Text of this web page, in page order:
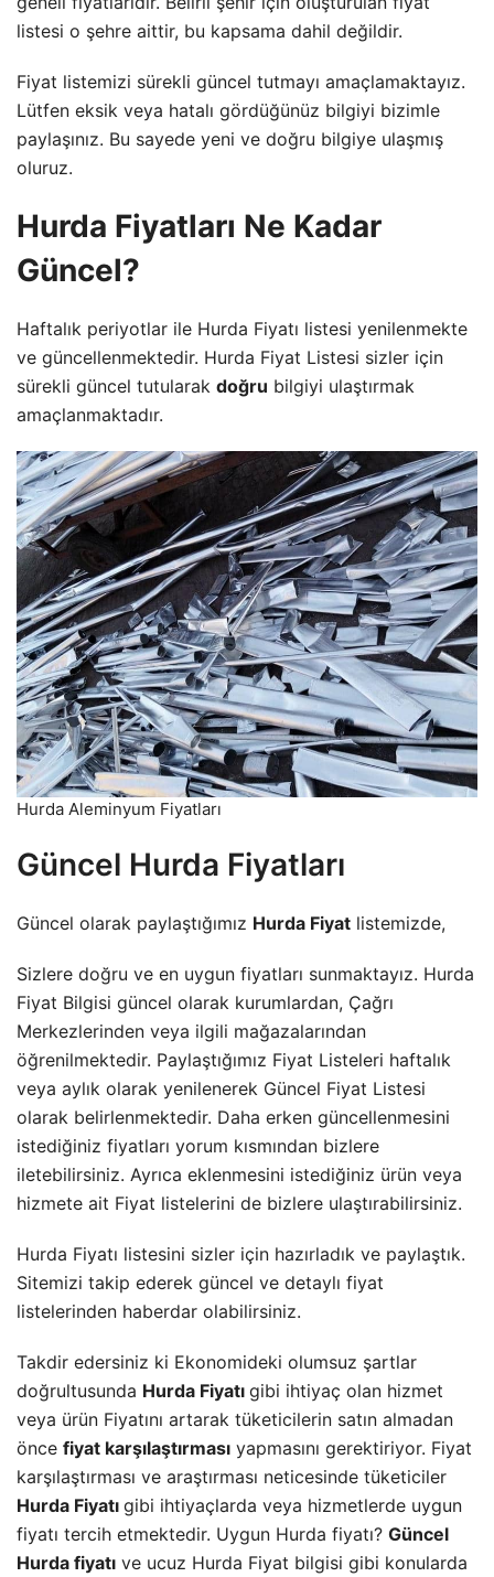
listesi o şehre aittir, bu kapsama dahil değildir.
Fiyat listemizi sürekli güncel tutmayı amaçlamaktayız.
Lütfen eksik veya hatalı gördüğünüz bilgiyi bizimle
paylaşınız. Bu sayede yeni ve doğru bilgiye ulaşmış
oluruz.
Hurda Fiyatları Ne Kadar
Güncel?
Haftalık periyotlar ile Hurda Fiyatı listesi yenilenmekte
ve güncellenmektedir. Hurda Fiyat Listesi sizler için
sürekli güncel tutularak doğru bilgiyi ulaştırmak
amaçlanmaktadır.
Hurda Aleminyum Fiyatları
Güncel Hurda Fiyatları
Güncel olarak paylaştığımız Hurda Fiyat listemizde,
Sizlere doğru ve en uygun fiyatları sunmaktayız. Hurda
Fiyat Bilgisi güncel olarak kurumlardan, Çağrı
Merkezlerinden veya ilgili mağazalarından
öğrenilmektedir. Paylaştığımız Fiyat Listeleri haftalık
veya aylık olarak yenilenerek Güncel Fiyat Listesi
olarak belirlenmektedir. Daha erken güncellenmesini
istediğiniz fiyatları yorum kısmından bizlere
iletebilirsiniz. Ayrıca eklenmesini istediğiniz ürün veya
hizmete ait Fiyat listelerini de bizlere ulaştırabilirsiniz.
Hurda Fiyatı listesini sizler için hazırladık ve paylaştık.
Sitemizi takip ederek güncel ve detaylı fiyat
listelerinden haberdar olabilirsiniz.
Takdir edersiniz ki Ekonomideki olumsuz şartlar
doğrultusunda Hurda Fiyatı gibi ihtiyaç olan hizmet
veya ürün Fiyatını artarak tüketicilerin satın almadan
önce fiyat karşılaştırması yapmasını gerektiriyor. Fiyat
karşılaştırması ve araştırması neticesinde tüketiciler
Hurda Fiyatı gibi ihtiyaçlarda veya hizmetlerde uygun
fiyatı tercih etmektedir. Uygun Hurda fiyatı? Güncel
Hurda fiyatı ve ucuz Hurda Fiyat bilgisi gibi konularda